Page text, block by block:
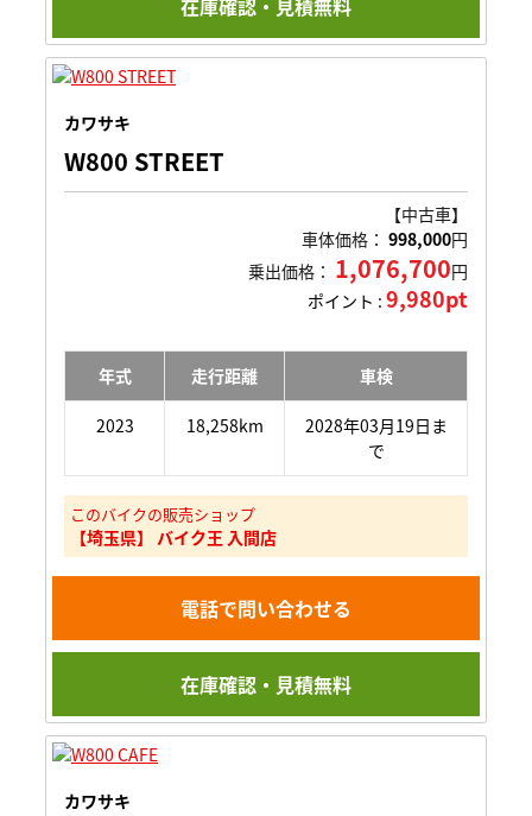
在庫確認・見積無料
カワサキ
W800 STREET
【中古車】
車体価格： 998,000円
乗出価格： 1,076,700円
ポイント : 9,980pt
年式 走行距離 車検
2023 18,258km
2028年03月19日ま
で
このバイクの販売ショップ
【埼玉県】 バイク王 入間店
電話で問い合わせる
在庫確認・見積無料
カワサキ